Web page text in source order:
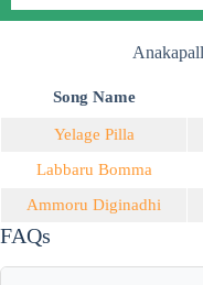
Song Name
Yelage Pilla
Labbaru Bomma
Ammoru Diginadhi
FAQs